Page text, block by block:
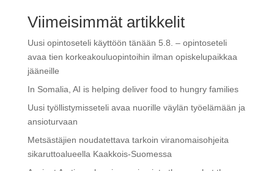
Viimeisimmät artikkelit
Uusi opintoseteli käyttöön tänään 5.8. – opintoseteli
avaa tien korkeakouluopintoihin ilman opiskelupaikkaa
jääneille
In Somalia, AI is helping deliver food to hungry families
Uusi työllistymisseteli avaa nuorille väylän työelämään ja
ansioturvaan
Metsästäjien noudatettava tarkoin viranomaisohjeita
sikaruttoalueella Kaakkois-Suomessa